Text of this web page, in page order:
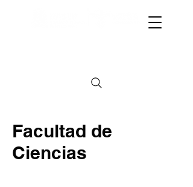
Facultad de
Ciencias